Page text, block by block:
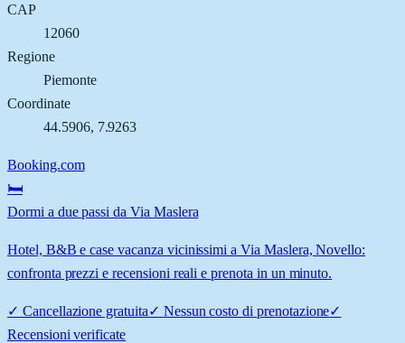
CAP
12060
Regione
Piemonte
Coordinate
44.5906, 7.9263
Booking.com
🛏️
Dormi a due passi da Via Maslera
Hotel, B&B e case vacanza vicinissimi a Via Maslera, Novello:
confronta prezzi e recensioni reali e prenota in un minuto.
✓ Cancellazione gratuita✓ Nessun costo di prenotazione✓
Recensioni verificate